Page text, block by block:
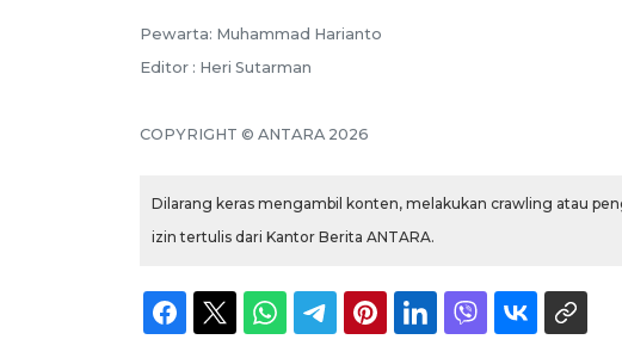
Pewarta: Muhammad Harianto
Editor : Heri Sutarman
COPYRIGHT © ANTARA 2026
Dilarang keras mengambil konten, melakukan crawling atau
izin tertulis dari Kantor Berita ANTARA.